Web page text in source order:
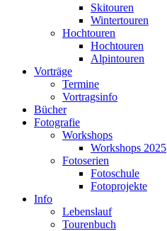
Skitouren
Wintertouren
Hochtouren
Hochtouren
Alpintouren
Vorträge
Termine
Vortragsinfo
Bücher
Fotografie
Workshops
Workshops 2025
Fotoserien
Fotoschule
Fotoprojekte
Info
Lebenslauf
Tourenbuch